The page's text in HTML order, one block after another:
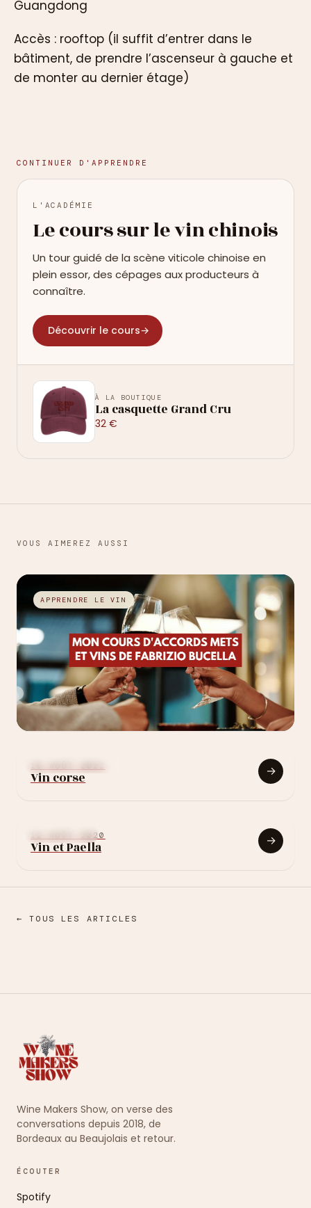
Guangdong
Accès : rooftop (il suffit d’entrer dans le
bâtiment, de prendre l’ascenseur à gauche et
de monter au dernier étage)
CONTINUER D'APPRENDRE
L'ACADÉMIE
Le cours sur le vin chinois
Un tour guidé de la scène viticole chinoise en
plein essor, des cépages aux producteurs à
connaître.
Découvrir le cours→
À LA BOUTIQUE
La casquette Grand Cru
32 €
VOUS AIMEREZ AUSSI
APPRENDRE LE VIN
Mon cours d'accords
mets et vins de
→
16 AOÛT 2021
Vin corse →
METS & VINS
12 AOÛT 2020
Vin et Paella →
← TOUS LES ARTICLES
Wine Makers Show, on verse des
conversations depuis 2018, de
Bordeaux au Beaujolais et retour.
ÉCOUTER
Spotify